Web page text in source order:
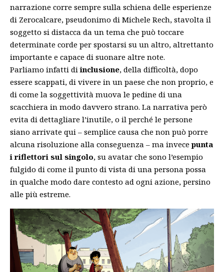
narrazione corre sempre sulla schiena delle esperienze
di Zerocalcare, pseudonimo di Michele Rech, stavolta il
soggetto si distacca da un tema che può toccare
determinate corde per spostarsi su un altro, altrettanto
importante e capace di suonare altre note.
Parliamo infatti diinclusione, della difficoltà, dopo
essere scappati, di vivere in un paese che non proprio, e
di come la soggettività muova le pedine di una
scacchiera in modo davvero strano. La narrativa però
evita di dettagliare l’inutile, o il perché le persone
siano arrivate qui – semplice causa che non può porre
alcuna risoluzione alla conseguenza – ma invecepunta
i riflettori sul singolo, su avatar che sono l’esempio
fulgido di come il punto di vista di una persona possa
in qualche modo dare contesto ad ogni azione, persino
alle più estreme.